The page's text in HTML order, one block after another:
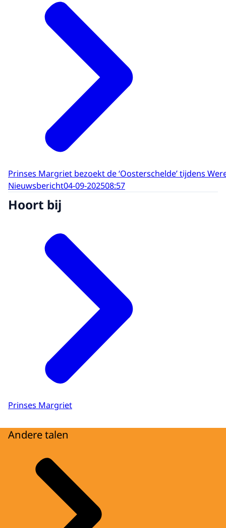
Prinses Margriet bezoekt de ‘Oosterschelde’ tijdens
Nieuwsbericht04-09-202508:57
Hoort bij
Prinses Margriet
Andere talen